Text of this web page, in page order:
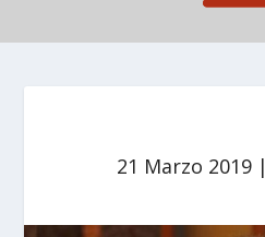
21 Marzo 2019|